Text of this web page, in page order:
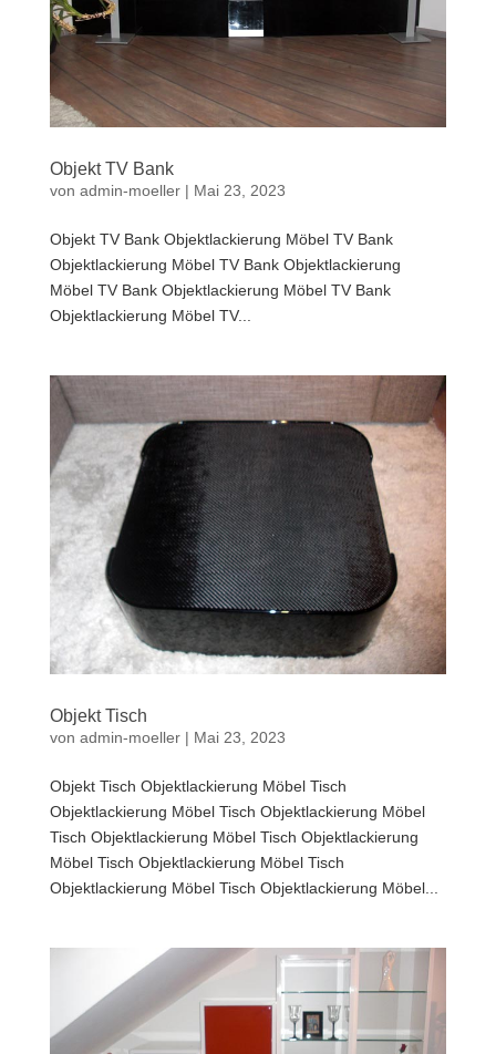
Objekt TV Bank
von admin-moeller| Mai 23, 2023
Objekt TV Bank Objektlackierung Möbel TV Bank
Objektlackierung Möbel TV Bank Objektlackierung
Möbel TV Bank Objektlackierung Möbel TV Bank
Objektlackierung Möbel TV...
Objekt Tisch
von admin-moeller| Mai 23, 2023
Objekt Tisch Objektlackierung Möbel Tisch
Objektlackierung Möbel Tisch Objektlackierung Möbel
Tisch Objektlackierung Möbel Tisch Objektlackierung
Möbel Tisch Objektlackierung Möbel Tisch
Objektlackierung Möbel Tisch Objektlackierung Möbel...